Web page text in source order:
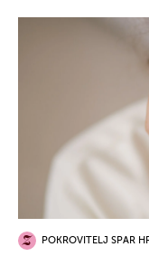
POKROVITELJ SPAR